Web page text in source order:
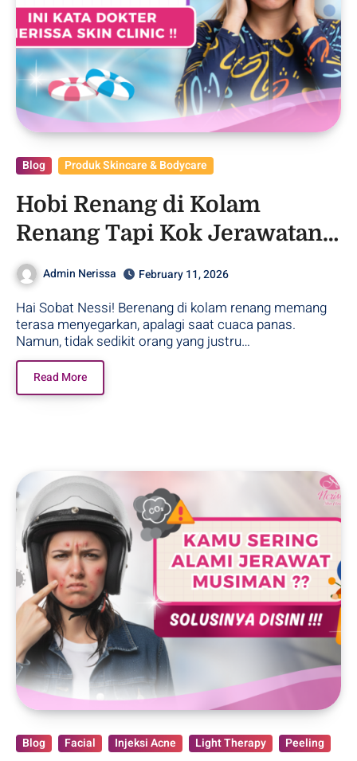
Blog Produk Skincare & Bodycare
Hobi Renang di Kolam
Renang Tapi Kok Jerawatan?
– Purwodadi
Admin Nerissa February 11, 2026
Hai Sobat Nessi! Berenang di kolam renang memang
terasa menyegarkan, apalagi saat cuaca panas.
Namun, tidak sedikit orang yang justru…
Read More
Blog Facial Injeksi Acne Light Therapy Peeling